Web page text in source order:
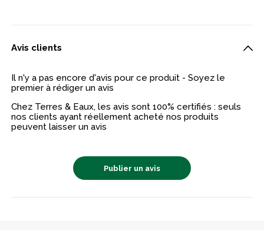
Avis clients
Il n'y a pas encore d'avis pour ce produit - Soyez le
premier à rédiger un avis
Chez Terres & Eaux, les avis sont 100% certifiés : seuls
nos clients ayant réellement acheté nos produits
peuvent laisser un avis
Publier un avis